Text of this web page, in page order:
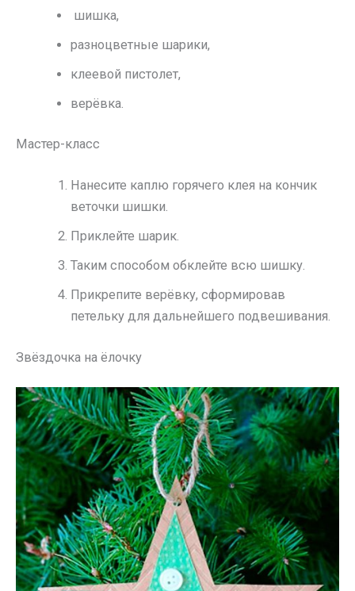
шишка,
разноцветные шарики,
клеевой пистолет,
верёвка.
Мастер-класс
Нанесите каплю горячего клея на кончик
веточки шишки.
Приклейте шарик.
Таким способом обклейте всю шишку.
Прикрепите верёвку, сформировав
петельку для дальнейшего подвешивания.
Звёздочка на ёлочку